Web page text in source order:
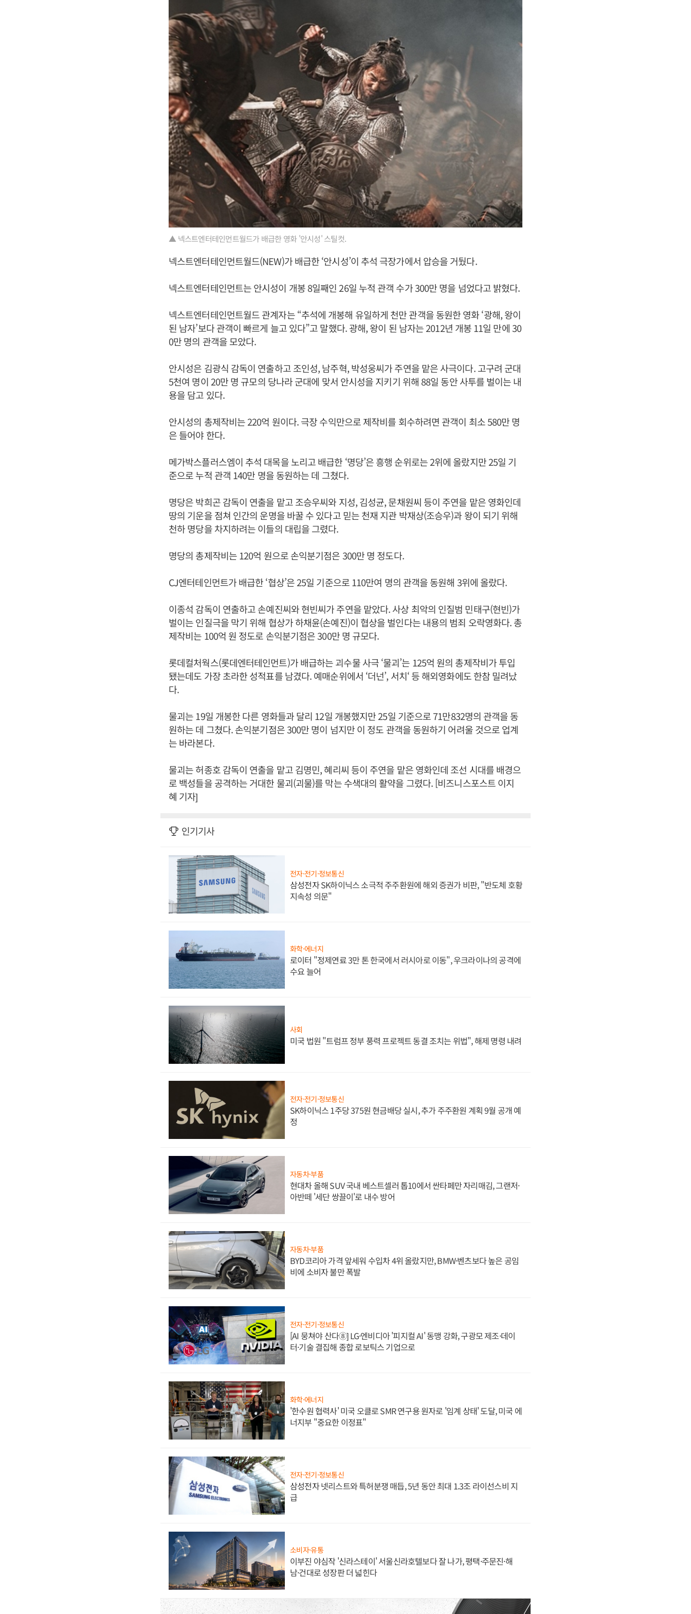
▲ 넥스트엔터테인먼트월드가 배급한 영화 '안시성' 스틸컷.
넥스트엔터테인먼트월드(NEW)가 배급한 ‘안시성’이 추석 극장가에서 압승을 거뒀다.
넥스트엔터테인먼트는 안시성이 개봉 8일째인 26일 누적 관객 수가 300만 명을 넘었다고 밝혔다.
넥스트엔터테인먼트월드 관계자는 “추석에 개봉해 유일하게 천만 관객을 동원한 영화 ‘광해, 왕이
된 남자’보다 관객이 빠르게 늘고 있다”고 말했다. 광해, 왕이 된 남자는 2012년 개봉 11일 만에 30
0만 명의 관객을 모았다.
안시성은 김광식 감독이 연출하고 조인성, 남주혁, 박성웅씨가 주연을 맡은 사극이다. 고구려 군대
5천여 명이 20만 명 규모의 당나라 군대에 맞서 안시성을 지키기 위해 88일 동안 사투를 벌이는 내
용을 담고 있다.
안시성의 총제작비는 220억 원이다. 극장 수익만으로 제작비를 회수하려면 관객이 최소 580만 명
은 들어야 한다.
메가박스플러스엠이 추석 대목을 노리고 배급한 ‘명당’은 흥행 순위로는 2위에 올랐지만 25일 기
준으로 누적 관객 140만 명을 동원하는 데 그쳤다.
명당은 박희곤 감독이 연출을 맡고 조승우씨와 지성, 김성균, 문채원씨 등이 주연을 맡은 영화인데
땅의 기운을 점쳐 인간의 운명을 바꿀 수 있다고 믿는 천재 지관 박재상(조승우)과 왕이 되기 위해
천하 명당을 차지하려는 이들의 대립을 그렸다.
명당의 총제작비는 120억 원으로 손익분기점은 300만 명 정도다.
CJ엔터테인먼트가 배급한 ‘협상’은 25일 기준으로 110만여 명의 관객을 동원해 3위에 올랐다.
이종석 감독이 연출하고 손예진씨와 현빈씨가 주연을 맡았다. 사상 최악의 인질범 민태구(현빈)가
벌이는 인질극을 막기 위해 협상가 하채윤(손예진)이 협상을 벌인다는 내용의 범죄 오락영화다. 총
제작비는 100억 원 정도로 손익분기점은 300만 명 규모다.
롯데컬처웍스(롯데엔터테인먼트)가 배급하는 괴수물 사극 ‘물괴’는 125억 원의 총제작비가 투입
됐는데도 가장 초라한 성적표를 남겼다. 예매순위에서 ‘더넌’, 서치‘ 등 해외영화에도 한참 밀려났
다.
물괴는 19일 개봉한 다른 영화들과 달리 12일 개봉했지만 25일 기준으로 71만832명의 관객을 동
원하는 데 그쳤다. 손익분기점은 300만 명이 넘지만 이 정도 관객을 동원하기 어려울 것으로 업계
는 바라본다.
물괴는 허종호 감독이 연출을 맡고 김명민, 혜리씨 등이 주연을 맡은 영화인데 조선 시대를 배경으
로 백성들을 공격하는 거대한 물괴(괴물)를 막는 수색대의 활약을 그렸다. [비즈니스포스트 이지
혜 기자]
인기기사
전자·전기·정보통신
삼성전자 SK하이닉스 소극적 주주환원에 해외 증권가 비판, "반도체 호황
지속성 의문"
화학·에너지
로이터 "정제연료 3만 톤 한국에서 러시아로 이동", 우크라이나의 공격에
수요 늘어
사회
미국 법원 "트럼프 정부 풍력 프로젝트 동결 조치는 위법", 해제 명령 내려
전자·전기·정보통신
SK하이닉스 1주당 375원 현금배당 실시, 추가 주주환원 계획 9월 공개 예
정
자동차·부품
현대차 올해 SUV 국내 베스트셀러 톱10에서 싼타페만 자리매김, 그랜저·
아반떼 '세단 쌍끌이'로 내수 방어
자동차·부품
BYD코리아 가격 앞세워 수입차 4위 올랐지만, BMW·벤츠보다 높은 공임
비에 소비자 불만 폭발
전자·전기·정보통신
[AI 뭉쳐야 산다⑧] LG·엔비디아 '피지컬 AI' 동맹 강화, 구광모 제조·데이
터·기술 결집해 종합 로보틱스 기업으로
화학·에너지
'한수원 협력사' 미국 오클로 SMR 연구용 원자로 '임계 상태' 도달, 미국 에
너지부 "중요한 이정표"
전자·전기·정보통신
삼성전자 넷리스트와 특허분쟁 매듭, 5년 동안 최대 1.3조 라이선스비 지
급
소비자·유통
이부진 야심작 '신라스테이' 서울신라호텔보다 잘 나가, 평택·주문진·해
남·건대로 성장판 더 넓힌다